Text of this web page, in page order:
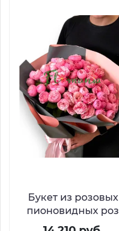
Букет из розовых
пионовидных роз
Bimba